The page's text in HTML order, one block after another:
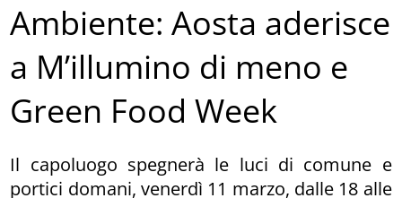
Ambiente: Aosta aderisce
a M’illumino di meno e
Green Food Week
Il capoluogo spegnerà le luci di comune e
portici domani, venerdì 11 marzo, dalle 18 alle